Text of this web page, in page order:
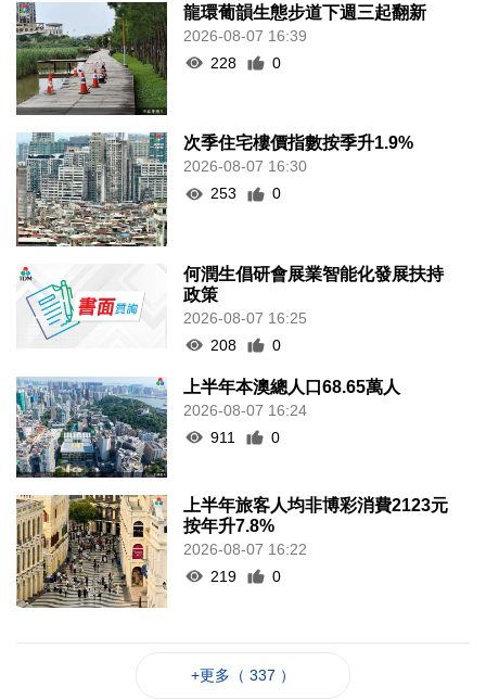
龍環葡韻生態步道下週三起翻新
2026-08-07 16:39
228
0
次季住宅樓價指數按季升1.9%
2026-08-07 16:30
253
0
何潤生倡研會展業智能化發展扶持
政策
2026-08-07 16:25
208
0
上半年本澳總人口68.65萬人
2026-08-07 16:24
911
0
上半年旅客人均非博彩消費2123元
按年升7.8%
2026-08-07 16:22
219
0
+更多（ 337 ）